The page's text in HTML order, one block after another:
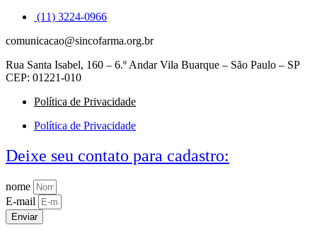
(11) 3224-0966
comunicacao@sincofarma.org.br
Rua Santa Isabel, 160 – 6.º Andar Vila Buarque – São Paulo – SP
CEP: 01221-010
Política de Privacidade
Política de Privacidade
Deixe seu contato para cadastro:
nome
E-mail
Enviar